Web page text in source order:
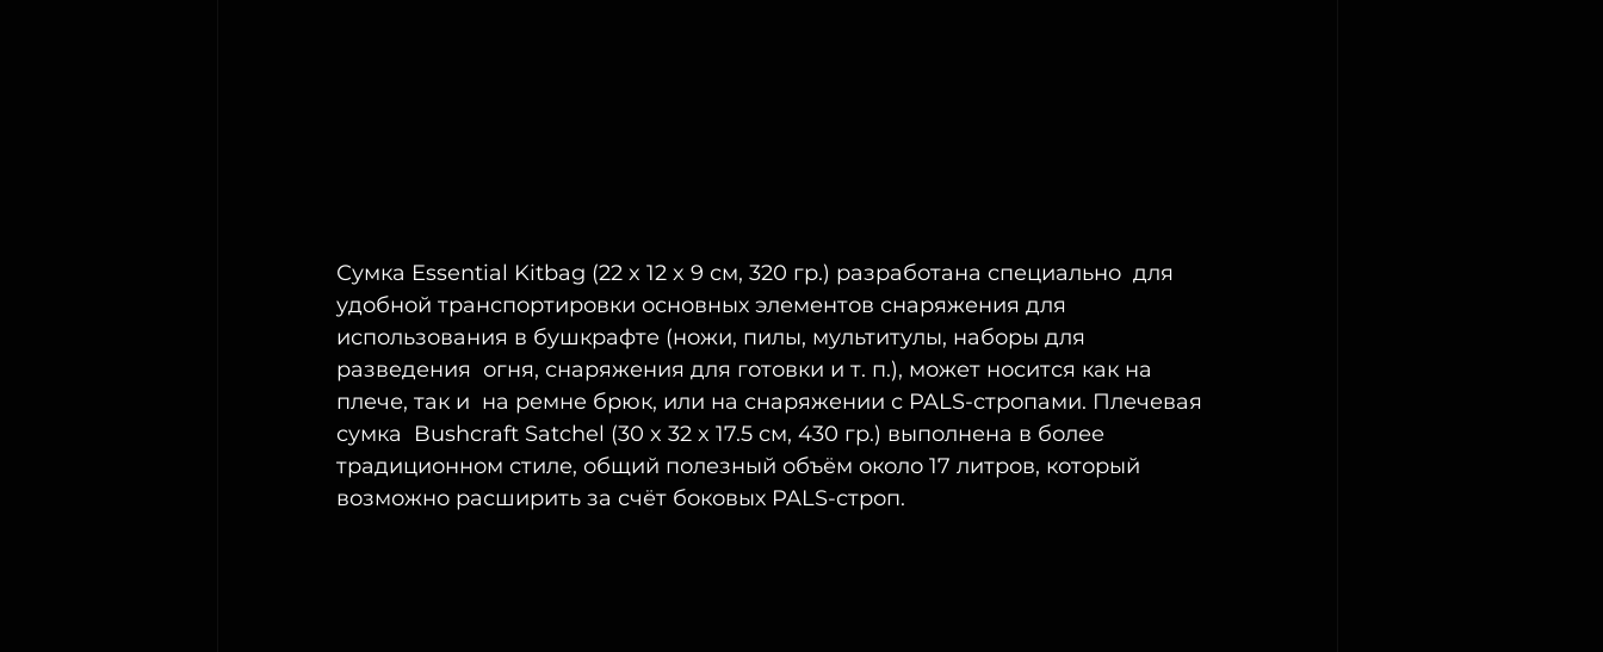
Сумка Essential Kitbag (22 x 12 x 9 см, 320 гр.) разработана специально  для
удобной транспортировки основных элементов снаряжения для
использования в бушкрафте (ножи, пилы, мультитулы, наборы для
разведения  огня, снаряжения для готовки и т. п.), может носится как на
плече, так и  на ремне брюк, или на снаряжении с PALS-стропами. Плечевая
сумка  Bushcraft Satchel (30 x 32 x 17.5 см, 430 гр.) выполнена в более
традиционном стиле, общий полезный объём около 17 литров, который
возможно расширить за счёт боковых PALS-строп.